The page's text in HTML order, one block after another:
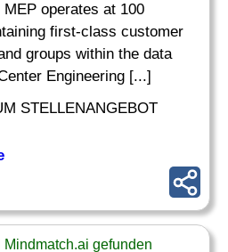
operates at 100
first-class customer
groups within the data
Engineering [...]
STELLENANGEBOT
gefunden